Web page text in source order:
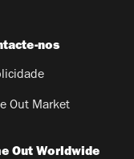
nos
Out Market
Out Worldwide